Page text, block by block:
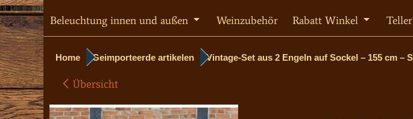
Beleuchtung innen und außen Weinzubehör Rabatt Winkel
Home Geimporteerde artikelen Vintage-Set aus 2 Engeln auf Sockel – 155 cm –
Übersicht